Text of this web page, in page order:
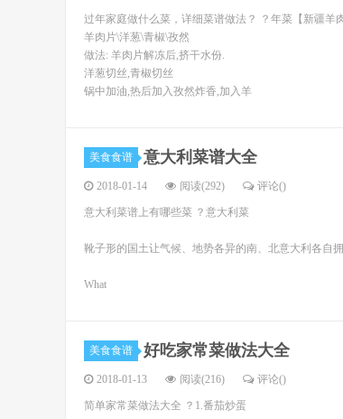
过年家庭做什么菜，详细菜谱做法？ ？年菜【新疆羊
羊肉片\洋葱\青椒\孜然
做法: 羊肉片解冻后,挤干水份.
洋葱切丝,青椒切丝
锅中加油,热后加入孜然炸香,加入羊
美食食谱 意大利菜谱大全
2018-01-14 阅读(292) 评论()
意大利菜谱上有哪些菜 ？意大利菜
靴子形的国土让气候、地势各异的南、北意大利各自
What
美食食谱 好吃家常菜做法大全
2018-01-13 阅读(216) 评论()
简单家常菜做法大全 ？1.番茄炒蛋